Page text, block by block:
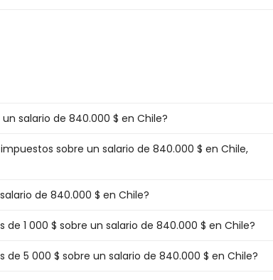
salario de 840.000 $ en Chile?
sobre un salario de 840.000 $ en Chile,
de 840.000 $ en Chile?
1 000 $ sobre un salario de 840.000 $ en Chile?
5 000 $ sobre un salario de 840.000 $ en Chile?